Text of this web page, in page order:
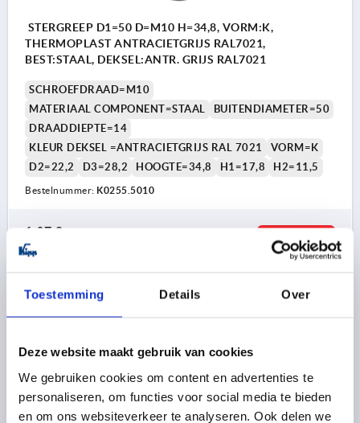
Toestemming Details Over
Deze website maakt gebruik van cookies
We gebruiken cookies om content en advertenties te
personaliseren, om functies voor social media te bieden
en om ons websiteverkeer te analyseren. Ook delen we
STERGREEP D1=50 D=M10 H=34,8, VORM:K,
THERMOPLAST ANTRACIETGRIJS RAL7021,
BEST:STAAL, DEKSEL:ANTR. GRIJS RAL7021
SCHROEFDRAAD=M10
MATERIAAL COMPONENT=STAAL
BUITENDIAMETER=50
DRAADDIEPTE=14
KLEUR DEKSEL =ANTRACIETGRIJS RAL 7021
VORM=K
D2=22,2
D3=28,2 HOOGTE=34,8 H1=17,8 H2=11,5
Bestelnummer: K0255.5010
1,97 €
excl. BTW
plus verzendkosten
DETAILS
K0255 IG